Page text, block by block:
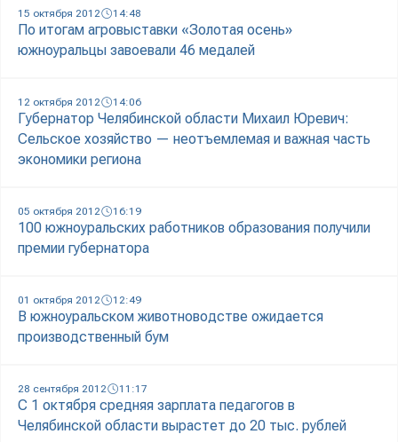
15 октября 2012 14:48
По итогам агровыставки «Золотая осень»
южноуральцы завоевали 46 медалей
12 октября 2012 14:06
Губернатор Челябинской области Михаил Юревич:
Сельское хозяйство — неотъемлемая и важная часть
экономики региона
05 октября 2012 16:19
100 южноуральских работников образования получили
премии губернатора
01 октября 2012 12:49
В южноуральском животноводстве ожидается
производственный бум
28 сентября 2012 11:17
С 1 октября средняя зарплата педагогов в
Челябинской области вырастет до 20 тыс. рублей